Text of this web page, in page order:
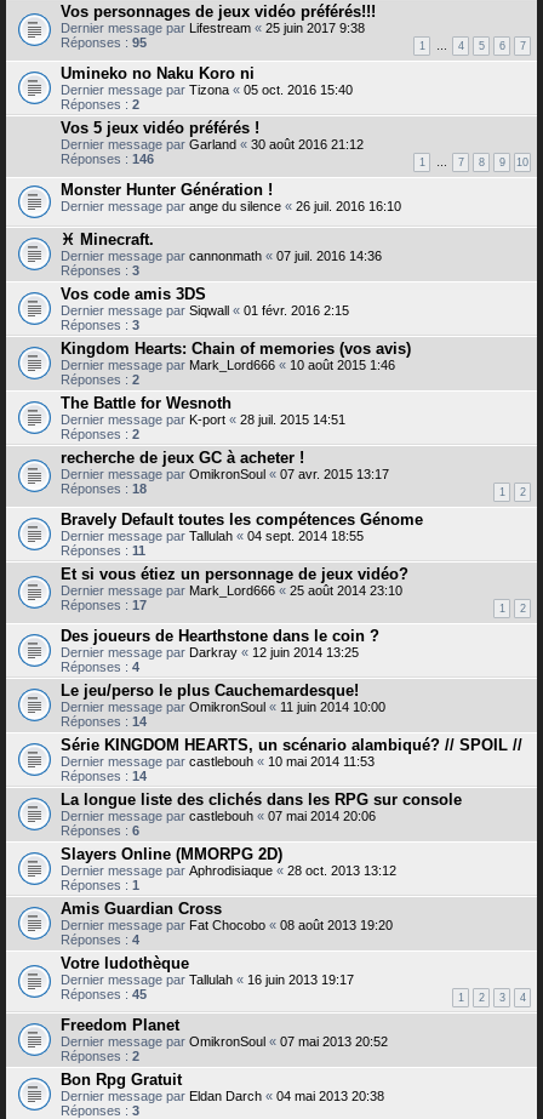
Vos personnages de jeux vidéo préférés!!!
Dernier message par Lifestream « 25 juin 2017 9:38
Réponses : 95 1 4 5 6 7
Umineko no Naku Koro ni
Dernier message par Tizona « 05 oct. 2016 15:40
Réponses : 2
Vos 5 jeux vidéo préférés !
Dernier message par Garland « 30 août 2016 21:12
Réponses : 146 1 7 8 9 10
Monster Hunter Génération !
Dernier message par ange du silence « 26 juil. 2016 16:10
♓ Minecraft.
Dernier message par cannonmath « 07 juil. 2016 14:36
Réponses : 3
Vos code amis 3DS
Dernier message par Siqwall « 01 févr. 2016 2:15
Réponses : 3
Kingdom Hearts: Chain of memories (vos avis)
Dernier message par Mark_Lord666 « 10 août 2015 1:46
Réponses : 2
The Battle for Wesnoth
Dernier message par K-port « 28 juil. 2015 14:51
Réponses : 2
recherche de jeux GC à acheter !
Dernier message par OmikronSoul « 07 avr. 2015 13:17
Réponses : 18 1 2
Bravely Default toutes les compétences Génome
Dernier message par Tallulah « 04 sept. 2014 18:55
Réponses : 11
Et si vous étiez un personnage de jeux vidéo?
Dernier message par Mark_Lord666 « 25 août 2014 23:10
Réponses : 17 1 2
Des joueurs de Hearthstone dans le coin ?
Dernier message par Darkray « 12 juin 2014 13:25
Réponses : 4
Le jeu/perso le plus Cauchemardesque!
Dernier message par OmikronSoul « 11 juin 2014 10:00
Réponses : 14
Série KINGDOM HEARTS, un scénario alambiqué? // SPOIL //
Dernier message par castlebouh « 10 mai 2014 11:53
Réponses : 14
La longue liste des clichés dans les RPG sur console
Dernier message par castlebouh « 07 mai 2014 20:06
Réponses : 6
Slayers Online (MMORPG 2D)
Dernier message par Aphrodisiaque « 28 oct. 2013 13:12
Réponses : 1
Amis Guardian Cross
Dernier message par Fat Chocobo « 08 août 2013 19:20
Réponses : 4
Votre ludothèque
Dernier message par Tallulah « 16 juin 2013 19:17
Réponses : 45 1 2 3 4
Freedom Planet
Dernier message par OmikronSoul « 07 mai 2013 20:52
Réponses : 2
Bon Rpg Gratuit
Dernier message par Eldan Darch « 04 mai 2013 20:38
Réponses : 3